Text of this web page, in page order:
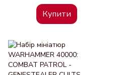
Купити